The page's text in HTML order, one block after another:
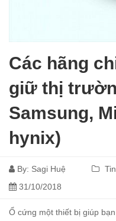
Các hãng
giữ thị
Samsung,
hynix)
By: Sagi Huệ
31/10/2018
Ổ cứng một thiết bị giúp